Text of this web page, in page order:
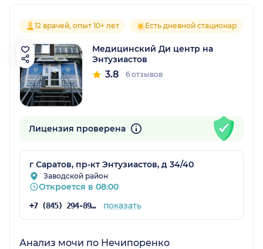
12 врачей, опыт 10+ лет Есть дневной стационар
Медицинский Ди центр на
Энтузиастов
3.8 6 отзывов
Лицензия проверена
г Саратов, пр-кт Энтузиастов, д 34/40
Заводской район
Откроется в 08:00
+7 (845) 294-89-85 показать
Анализ мочи по Нечипоренко